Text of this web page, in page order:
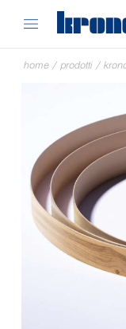
home / prodotti /